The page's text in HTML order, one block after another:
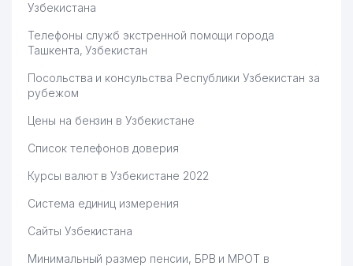
Узбекистана
Телефоны служб экстренной помощи города
Ташкента, Узбекистан
Посольства и консульства Республики Узбекистан за
рубежом
Цены на бензин в Узбекистане
Список телефонов доверия
Курсы валют в Узбекистане 2022
Система единиц измерения
Сайты Узбекистана
Минимальный размер пенсии, БРВ и МРОТ в